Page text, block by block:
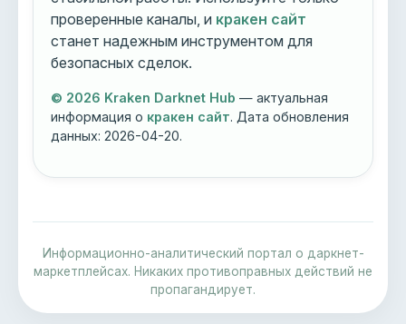
проверенные каналы, и кракен сайт
станет надежным инструментом для
безопасных сделок.
© 2026 Kraken Darknet Hub — актуальная
информация о кракен сайт. Дата обновления
данных:2026-04-20.
Информационно-аналитический портал о даркнет-
маркетплейсах. Никаких противоправных действий не
пропагандирует.